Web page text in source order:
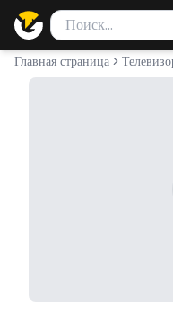
Поиск товаров
Введите минимум 2
Главная страница